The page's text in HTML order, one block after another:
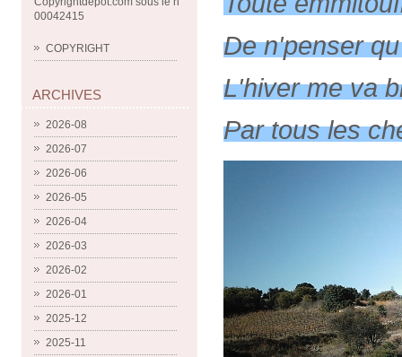
00042415
COPYRIGHT
ARCHIVES
2026-08
2026-07
2026-06
2026-05
2026-04
2026-03
2026-02
2026-01
2025-12
2025-11
De n'penser
L'hiver me va
Par tous les